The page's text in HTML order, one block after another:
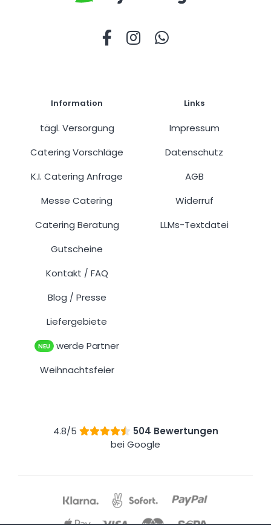
Information
tägl. Versorgung
Catering Vorschläge
K.I. Catering Anfrage
Messe Catering
Catering Beratung
Gutscheine
Kontakt / FAQ
Blog / Presse
Liefergebiete
NEU werde Partner
Weihnachtsfeier
Links
Impressum
Datenschutz
AGB
Widerruf
LLMs-Textdatei
4.8/5
504 Bewertungen
bei Google